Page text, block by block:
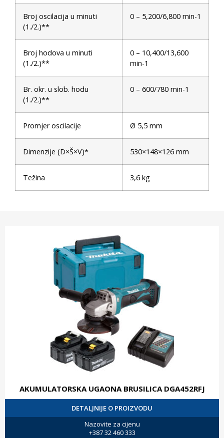
Broj oscilacija u minuti
(1./2.)**
0 – 5,200/6,800 min-1
Broj hodova u minuti
(1./2.)**
0 – 10,400/13,600
min-1
Br. okr. u slob. hodu
(1./2.)**
0 – 600/780 min-1
Promjer oscilacije Ø 5,5 mm
Dimenzije (D×Š×V)* 530×148×126 mm
Težina 3,6 kg
AKUMULATORSKA UGAONA BRUSILICA DGA452RFJ
DETALJNIJE O PROIZVODU
Nazovite za cijenu
+387 32 460 333